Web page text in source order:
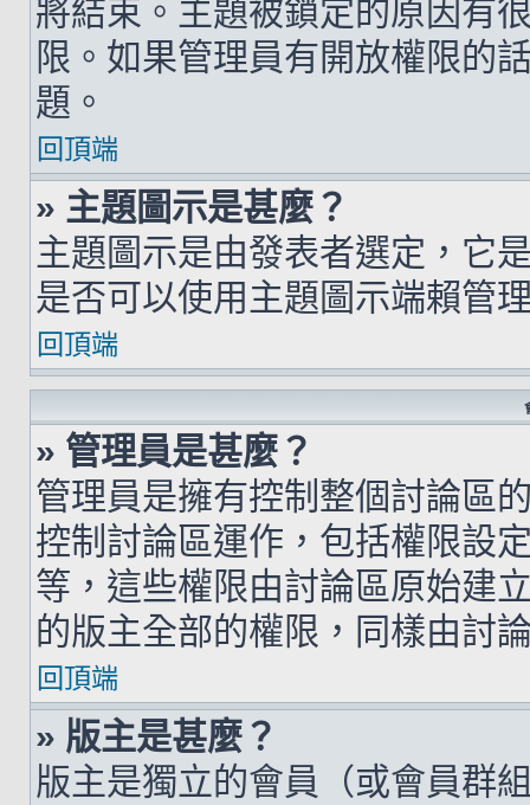
將結束。主題被鎖定的原因有
限。如果管理員有開放權限的
題。
回頂端
» 主題圖示是甚麼？
主題圖示是由發表者選定，它
是否可以使用主題圖示端賴管
回頂端
» 管理員是甚麼？
管理員是擁有控制整個討論區
控制討論區運作，包括權限設
等，這些權限由討論區原始建
的版主全部的權限，同樣由討
回頂端
» 版主是甚麼？
版主是獨立的會員（或會員群